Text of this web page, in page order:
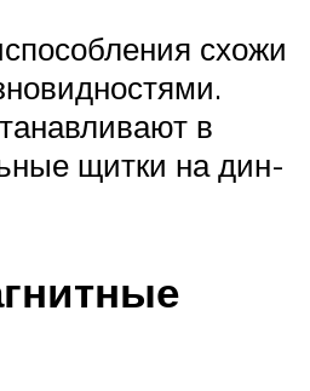
схожи
в
щитки на дин-